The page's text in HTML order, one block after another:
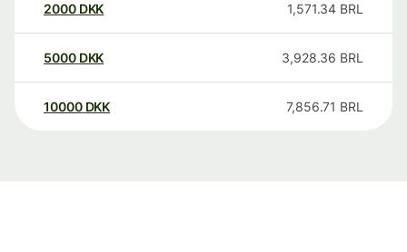
2000 DKK 1,571.34 BRL
5000 DKK 3,928.36 BRL
10000 DKK 7,856.71 BRL